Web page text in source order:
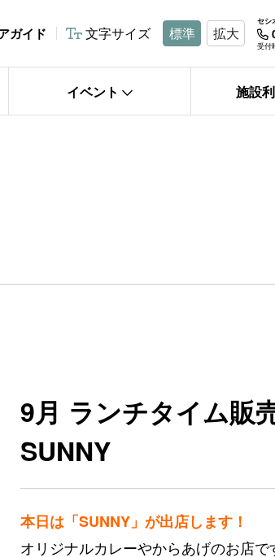
ガイド 文字サイズ 標準 拡大
セシ
受付
イベント 施設
9月 ランチタイム販
SUNNY
本日は「SUNNY」が出店します！
オリジナルカレーやからあげのお店で